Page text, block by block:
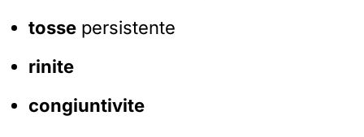
tosse persistente
rinite
congiuntivite